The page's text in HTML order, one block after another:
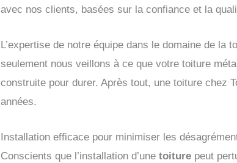
avec nos clients, basées sur la confiance et la
L’expertise de notre équipe dans le domaine de la
seulement nous veillons à ce que votre toiture
construite pour durer. Après tout, une toiture chez
années.
Installation efficace pour minimiser les
Conscients que l’installation d’unetoiture peut